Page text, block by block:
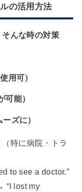
の活用方法
んな時の対策
用可）
可能）
ズに）
（特に病院・トラ
to see a doctor.”
“I lost my